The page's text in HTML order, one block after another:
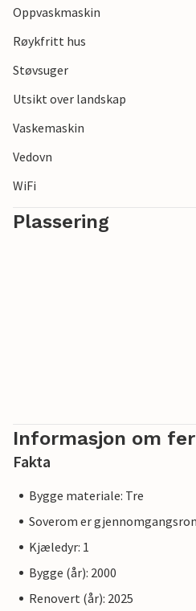
Oppvaskmaskin
Røykfritt hus
Støvsuger
Utsikt over landskap
Vaskemaskin
Vedovn
WiFi
Plassering
Informasjon om
Fakta
Bygge materiale: Tre
Soverom er
Kjæledyr: 1
Bygge (år): 2000
Renovert (år): 2025